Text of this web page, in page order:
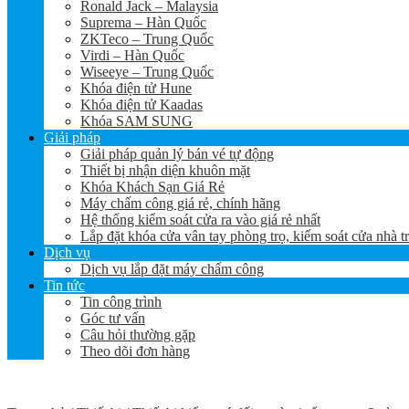
Ronald Jack – Malaysia
Suprema – Hàn Quốc
ZKTeco – Trung Quốc
Virdi – Hàn Quốc
Wiseeye – Trung Quốc
Khóa điện tử Hune
Khóa điện tử Kaadas
Khóa SAM SUNG
Giải pháp
Giải pháp quản lý bán vé tự động
Thiết bị nhận diện khuôn mặt
Khóa Khách Sạn Giá Rẻ
Máy chấm công giá rẻ, chính hãng
Hệ thống kiểm soát cửa ra vào giá rẻ nhất
Lắp đặt khóa cửa vân tay phòng trọ, kiểm soát cửa nhà
Dịch vụ
Dịch vụ lắp đặt máy chấm công
Tin tức
Tin công trình
Góc tư vấn
Câu hỏi thường gặp
Theo dõi đơn hàng